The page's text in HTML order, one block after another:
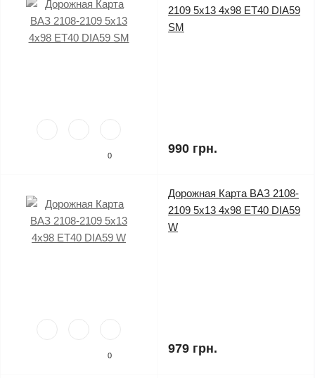
0
2109 5x13 4x98 ET40 DIA59
SM
990 грн.
0
Дорожная Карта ВАЗ 2108-
2109 5x13 4x98 ET40 DIA59
W
979 грн.